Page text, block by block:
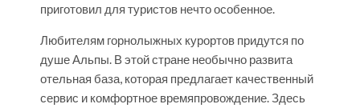
приготовил для туристов нечто особенное.
Любителям горнолыжных курортов придутся по
душе Альпы. В этой стране необычно развита
отельная база, которая предлагает качественный
сервис и комфортное времяпровождение. Здесь